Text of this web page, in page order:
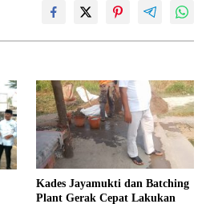
Kades Jayamukti dan Batching
Plant Gerak Cepat Lakukan